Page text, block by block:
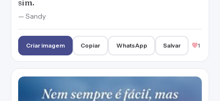
sim.
— Sandy
Criar imagem Copiar WhatsApp Salvar 1